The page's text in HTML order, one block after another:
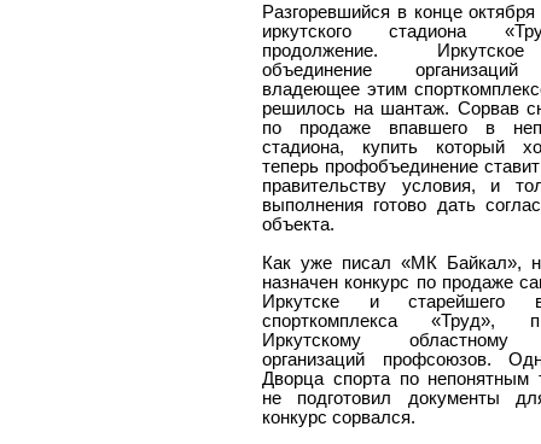
Разгоревшийся в конце октября
иркутского стадиона
продолжение.
объединение
владеющее этим
решилось на шантаж. Сорвав
по продаже впавшего в
стадиона, купить который
теперь профобъединение
правительству условия, и
выполнения готово дать
объекта.
Как уже писал «МК Байкал»,
назначен конкурс по продаже
Иркутске и старейшего
спорткомплекса «Труд»,
Иркутскому областному
организаций профсоюзов.
Дворца спорта по непонятным
не подготовил документы
конкурс сорвался.